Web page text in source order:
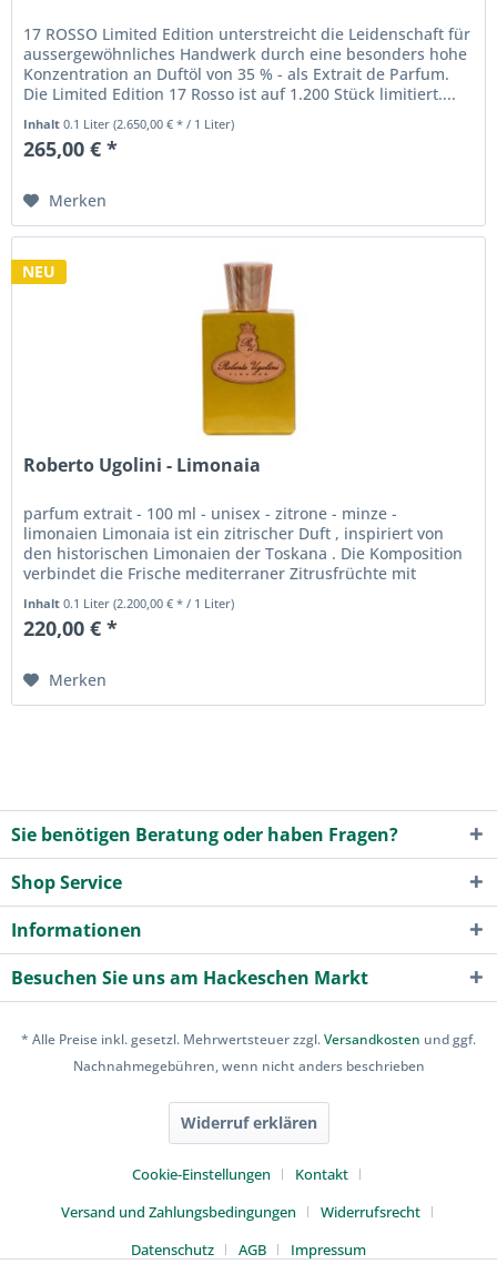
17 ROSSO Limited Edition unterstreicht die Leidenschaft für
aussergewöhnliches Handwerk durch eine besonders hohe
Konzentration an Duftöl von 35 % - als Extrait de Parfum.
Die Limited Edition 17 Rosso ist auf 1.200 Stück limitiert....
Inhalt0.1 Liter(2.650,00 € * / 1 Liter)
265,00 € *
Merken
NEU
Roberto Ugolini - Limonaia
parfum extrait - 100 ml - unisex - zitrone - minze -
limonaien Limonaia ist ein zitrischer Duft , inspiriert von
den historischen Limonaien der Toskana . Die Komposition
verbindet die Frische mediterraner Zitrusfrüchte mit
Inhalt0.1 Liter(2.200,00 € * / 1 Liter)
220,00 € *
Merken
Sie benötigen Beratung oder haben Fragen?
Shop Service
Informationen
Besuchen Sie uns am Hackeschen Markt
* Alle Preise inkl. gesetzl. Mehrwertsteuer zzgl.Versandkosten und ggf.
Nachnahmegebühren, wenn nicht anders beschrieben
Widerruf erklären
Cookie-Einstellungen
Kontakt
Versand und Zahlungsbedingungen
Widerrufsrecht
Datenschutz
AGB Impressum